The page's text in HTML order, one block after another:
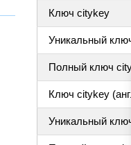
Ключ citykey
Уникальный
Полный ключ
Ключ citykey
Уникальный